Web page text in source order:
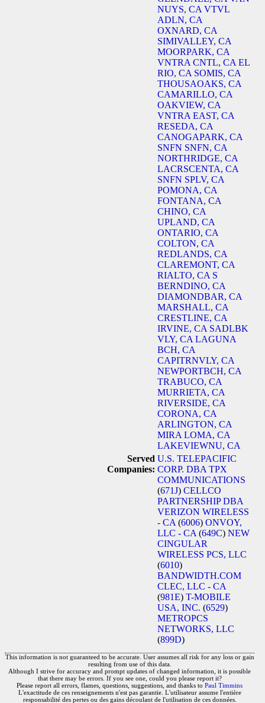
NUYS, CA VTVL
ADLN, CA
OXNARD, CA
SIMIVALLEY, CA
MOORPARK, CA
VNTRA CNTL, CA EL
RIO, CA SOMIS, CA
THOUSAOAKS, CA
CAMARILLO, CA
OAKVIEW, CA
VNTRA EAST, CA
RESEDA, CA
CANOGAPARK, CA
SNFN SNFN, CA
NORTHRIDGE, CA
LACRSCENTA, CA
SNFN SPLV, CA
POMONA, CA
FONTANA, CA
CHINO, CA
UPLAND, CA
ONTARIO, CA
COLTON, CA
REDLANDS, CA
CLAREMONT, CA
RIALTO, CA S
BERNDINO, CA
DIAMONDBAR, CA
MARSHALL, CA
CRESTLINE, CA
IRVINE, CA SADLBK
VLY, CA LAGUNA
BCH, CA
CAPITRNVLY, CA
NEWPORTBCH, CA
TRABUCO, CA
MURRIETA, CA
RIVERSIDE, CA
CORONA, CA
ARLINGTON, CA
MIRA LOMA, CA
LAKEVIEWNU, CA
Served
Companies:
U.S. TELEPACIFIC
CORP. DBA TPX
COMMUNICATIONS
(671J) CELLCO
PARTNERSHIP DBA
VERIZON WIRELESS
- CA (6006) ONVOY,
LLC - CA (649C) NEW
CINGULAR
WIRELESS PCS, LLC
(6010)
BANDWIDTH.COM
CLEC, LLC - CA
(981E) T-MOBILE
USA, INC. (6529)
METROPCS
NETWORKS, LLC
(899D)
This information is not guaranteed to be accurate. User assumes all risk for any loss or gain
resulting from use of this data.
Although I strive for accuracy and prompt updates of changed information, it is possible
that there may be errors. If you see one, could you please report it?
Please report all errors, flames, questions, suggestions, and thanks to Paul Timmins
L'exactitude de ces renseignements n'est pas garantie. L'utilisateur assume l'entière
responsabilité des pertes ou des gains découlant de l'utilisation de ces données.